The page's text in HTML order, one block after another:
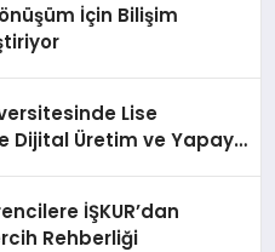
İçin Bilişim
Lise
Dijital Üretim ve Yapay
İŞKUR’dan
Rehberliği